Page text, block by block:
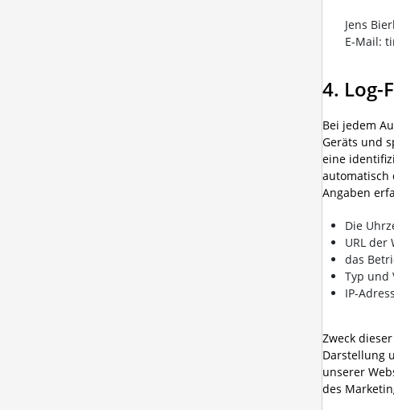
Jens
E-Mail:
4. Log-
Bei jedem
Geräts und
eine
automatisch
Angaben
Die
URL der
das
Typ und
IP-
Zweck
Darstellung
unserer
des